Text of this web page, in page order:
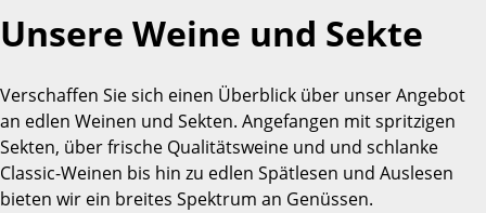
Unsere Weine und Sekte
Verschaffen Sie sich einen Überblick über unser Angebot
an edlen Weinen und Sekten. Angefangen mit spritzigen
Sekten, über frische Qualitätsweine und und schlanke
Classic-Weinen bis hin zu edlen Spätlesen und Auslesen
bieten wir ein breites Spektrum an Genüssen.